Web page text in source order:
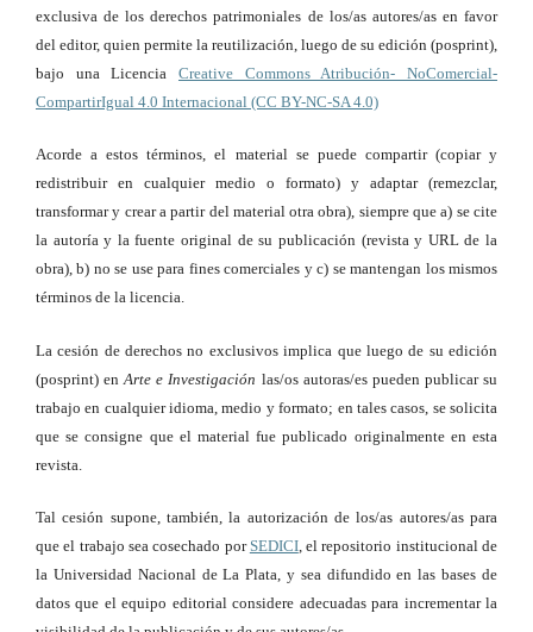
exclusiva de los derechos patrimoniales de los/as autores/as en favor
del editor, quien permite la reutilización, luego de su edición (posprint),
bajo una Licencia Creative Commons Atribución- NoComercial-
CompartirIgual 4.0 Internacional (CC BY-NC-SA 4.0)
Acorde a estos términos, el material se puede compartir (copiar y
redistribuir en cualquier medio o formato) y adaptar (remezclar,
transformar y crear a partir del material otra obra), siempre que a) se cite
la autoría y la fuente original de su publicación (revista y URL de la
obra), b) no se use para fines comerciales y c) se mantengan los mismos
términos de la licencia.
La cesión de derechos no exclusivos implica que luego de su edición
(posprint) en Arte e Investigación las/os autoras/es pueden publicar su
trabajo en cualquier idioma, medio y formato; en tales casos, se solicita
que se consigne que el material fue publicado originalmente en esta
revista.
Tal cesión supone, también, la autorización de los/as autores/as para
que el trabajo sea cosechado por SEDICI, el repositorio institucional de
la Universidad Nacional de La Plata, y sea difundido en las bases de
datos que el equipo editorial considere adecuadas para incrementar la